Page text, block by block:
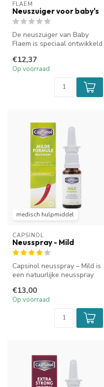
FLAEM
Neuszuiger voor baby's
De neuszuiger van Baby
Flaem is speciaal ontwikkeld
of ...
€12,37
Op voorraad
medisch hulpmiddel
CAPSINOL
Neusspray - Mild
Capsinol neusspray – Mild is
een natuurlijke neusspray
€13,00
Op voorraad